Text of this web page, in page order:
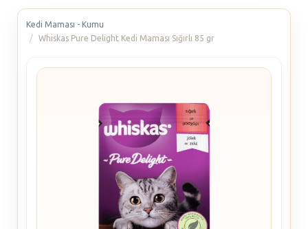
Kedi Maması - Kumu
Whiskas Pure Delight Kedi Maması Sığırlı 85 gr